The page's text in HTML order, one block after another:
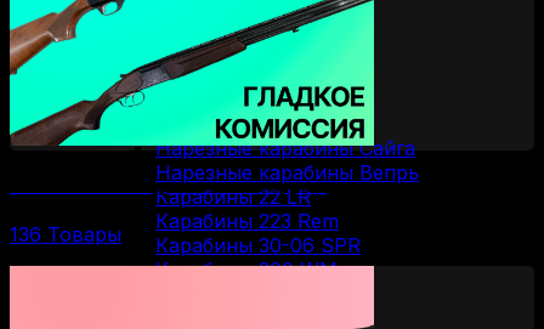
Горизонталки
Нарезное оружие
Болтовые карабины
Карабины Blaser
Винтовки Мосина
Нарезные карабины Сайга
Нарезные карабины Вепрь
Карабины 22 LR
Карабины 223 Rem
Карабины 30-06 SPR
Карабины 300 WM
Комиссионное гладкоствольное оружие
136 Товары